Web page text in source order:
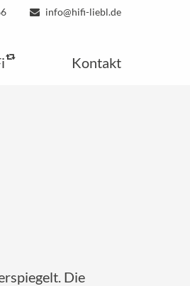
info@hifi-liebl.de
Kontakt
Die